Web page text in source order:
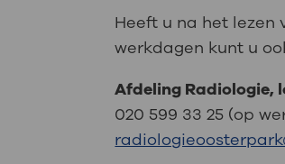
Heeft u na het lezen
werkdagen kunt u
Afdeling Radiologie,
020 599 33 25 (op